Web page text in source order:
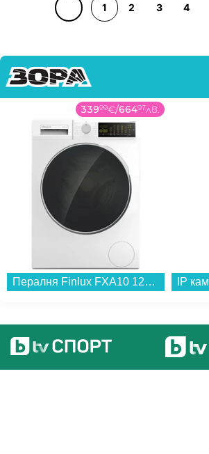
1 2 3 4
33999€/66497лв.
Пералня Finlux FXA10 12T , 10.00 kg, 1200 об./мин., A , Бял...